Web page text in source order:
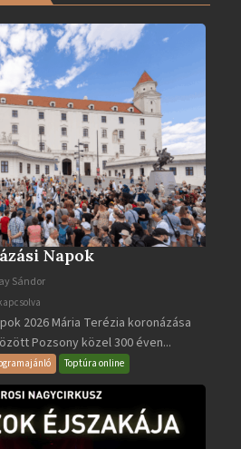
Napok
Sándor
2026 Mária Terézia koronázása
Pozsony közel 300 éven...
Toptúra online